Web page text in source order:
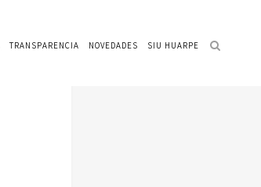
TRANSPARENCIA NOVEDADES SIU HUARPE